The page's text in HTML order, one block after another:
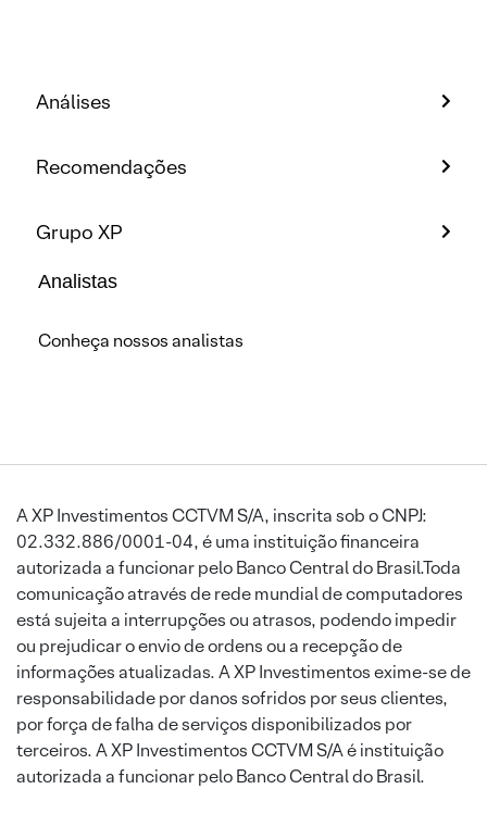
Análises
Recomendações
Grupo XP
Analistas
Conheça nossos analistas
A XP Investimentos CCTVM S/A, inscrita sob o CNPJ:
02.332.886/0001-04, é uma instituição financeira
autorizada a funcionar pelo Banco Central do Brasil.Toda
comunicação através de rede mundial de computadores
está sujeita a interrupções ou atrasos, podendo impedir
ou prejudicar o envio de ordens ou a recepção de
informações atualizadas. A XP Investimentos exime-se de
responsabilidade por danos sofridos por seus clientes,
por força de falha de serviços disponibilizados por
terceiros. A XP Investimentos CCTVM S/A é instituição
autorizada a funcionar pelo Banco Central do Brasil.